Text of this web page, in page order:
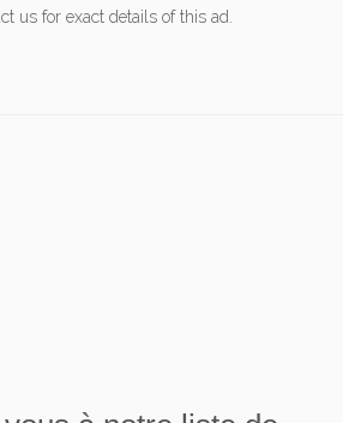
us for exact details of this ad.